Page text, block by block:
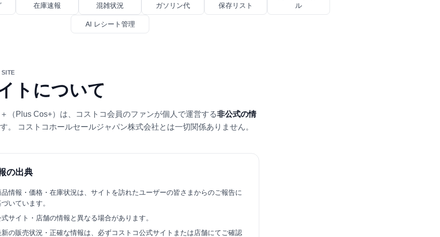
在庫速報
混雑状況
ガソリン代
保存リスト
ル
AI レシート管理
トについて
（Plus Cos+）は、コストコ会員のファンが個人で運営する非公式の情
。 コストコホールセールジャパン株式会社とは一切関係ありません。
の出典
品情報・価格・在庫状況は、サイトを訪れたユーザーの皆さまからのご報告に
いています。
式サイト・店舗の情報と異なる場合があります。
新の販売状況・正確な情報は、必ずコストコ公式サイトまたは店舗にてご確認